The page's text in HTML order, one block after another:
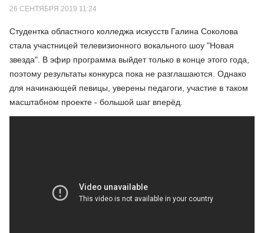
26 СЕНТЯБРЯ 2019 11:24
Студентка областного колледжа искусств Галина Соколова
стала участницей телевизионного вокального шоу "Новая
звезда". В эфир программа выйдет только в конце этого года,
поэтому результаты конкурса пока не разглашаются. Однако
для начинающей певицы, уверены педагоги, участие в таком
масштабном проекте - большой шаг вперёд.